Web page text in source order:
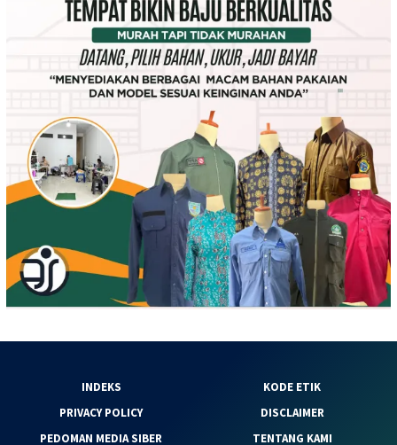
INDEKS
KODE ETIK
PRIVACY POLICY
DISCLAIMER
PEDOMAN MEDIA SIBER
TENTANG KAMI